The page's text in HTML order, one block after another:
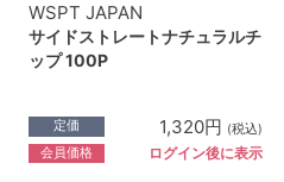
WSPT JAPAN
サイドストレートナチュラルチ
ップ 100P
定価 1,320円 (税込)
会員価格 ログイン後に表示